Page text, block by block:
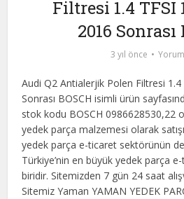
Filtresi 1.4 TFSI
2016 Sonrası
3 yıl önce
Audi Q2 Antialerjik Polen Filtresi
Sonrası BOSCH isimli ürün
stok kodu BOSCH 0986628530,22
yedek parça malzemesi olarak
yedek parça e-ticaret sektörünün
Türkiye’nin en büyük yedek parça
biridir. Sitemizden 7 gün 24 saat
Sitemiz Yaman YAMAN YEDEK